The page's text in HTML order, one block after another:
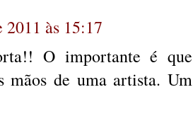
2011 às 15:17
O importante é que
mãos de uma artista. Um